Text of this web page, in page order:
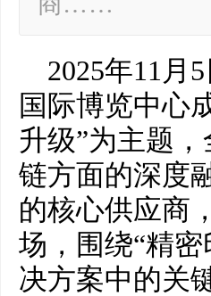
2025年11月
国际博览中心
升级”为主题
链方面的深度
的核心供应商
场，围绕“精
决方案中的关